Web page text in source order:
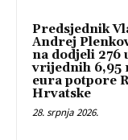
Predsjednik
Andrej
na dodjeli 276
vrijednih 6,95
eura potpore
Hrvatske
28. srpnja 2026.